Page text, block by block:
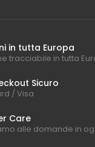
in tutta Europa
tracciabile in tutta
Sicuro
/ Visa
Care
alle domande in